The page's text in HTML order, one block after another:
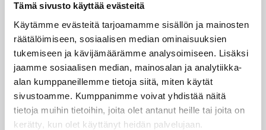
Tämä sivusto käyttää evästeitä
Käytämme evästeitä tarjoamamme sisällön ja mainosten
räätälöimiseen, sosiaalisen median ominaisuuksien
tukemiseen ja kävijämäärämme analysoimiseen. Lisäksi
jaamme sosiaalisen median, mainosalan ja analytiikka-
alan kumppaneillemme tietoja siitä, miten käytät
sivustoamme. Kumppanimme voivat yhdistää näitä
tietoja muihin tietoihin, joita olet antanut heille tai joita on
kerätty, kun olet käyttänyt heidän palvelujaan.
Suomen 16-vuotiaat pojat
voittivat Luxemburgin – EM-
kisojen voittotili aukesi
vakuuttavalla pelillä
Suomen 16-vuotiaat pojat ottivat vakuuttavan
85–45-voiton Luxemburgista B-divisioonan EM-